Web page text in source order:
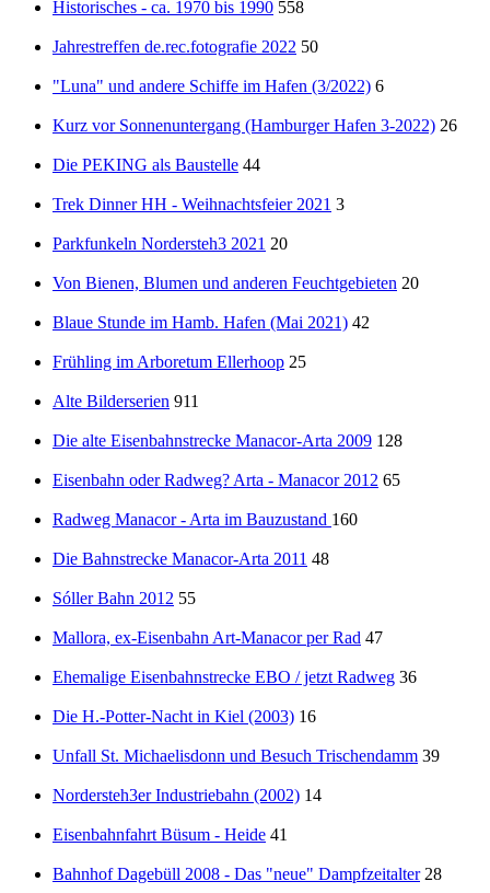
Historisches - ca. 1970 bis 1990 558
Jahrestreffen de.rec.fotografie 2022 50
"Luna" und andere Schiffe im Hafen (3/2022) 6
Kurz vor Sonnenuntergang (Hamburger Hafen 3-2022) 26
Die PEKING als Baustelle 44
Trek Dinner HH - Weihnachtsfeier 2021 3
Parkfunkeln Nordersteh3 2021 20
Von Bienen, Blumen und anderen Feuchtgebieten 20
Blaue Stunde im Hamb. Hafen (Mai 2021) 42
Frühling im Arboretum Ellerhoop 25
Alte Bilderserien 911
Die alte Eisenbahnstrecke Manacor-Arta 2009 128
Eisenbahn oder Radweg? Arta - Manacor 2012 65
Radweg Manacor - Arta im Bauzustand 160
Die Bahnstrecke Manacor-Arta 2011 48
Sóller Bahn 2012 55
Mallora, ex-Eisenbahn Art-Manacor per Rad 47
Ehemalige Eisenbahnstrecke EBO / jetzt Radweg 36
Die H.-Potter-Nacht in Kiel (2003) 16
Unfall St. Michaelisdonn und Besuch Trischendamm 39
Nordersteh3er Industriebahn (2002) 14
Eisenbahnfahrt Büsum - Heide 41
Bahnhof Dagebüll 2008 - Das "neue" Dampfzeitalter 28